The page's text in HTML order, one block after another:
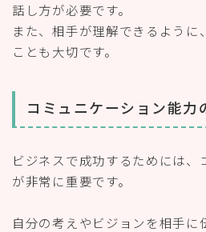
話し方が必要です。
また、相手が理解できるように
ことも大切です。
コミュニケーション能力
ビジネスで成功するためには、
が非常に重要です。
自分の考えやビジョンを相手に